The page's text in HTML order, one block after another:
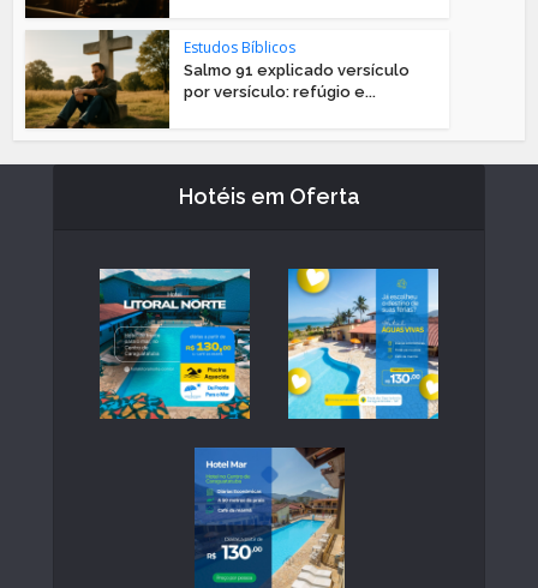
Estudos Bíblicos
Salmo 91 explicado versículo
por versículo: refúgio e...
Hotéis em Oferta